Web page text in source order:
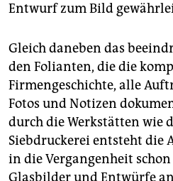
Entwurf zum Bild
Gleich daneben das
den Folianten, die die
Firmengeschichte, alle
Fotos und Notizen
durch die Werkstätten wie
Siebdruckerei entsteht die
in die Vergangenheit
Glasbilder und Entwürfe